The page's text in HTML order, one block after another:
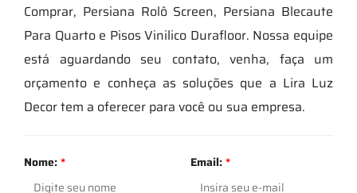
Comprar, Persiana Rolô Screen, Persiana Blecaute
Para Quarto e Pisos Vinilico Durafloor. Nossa equipe
está aguardando seu contato, venha, faça um
orçamento e conheça as soluções que a Lira Luz
Decor tem a oferecer para você ou sua empresa.
Nome:* Email:*